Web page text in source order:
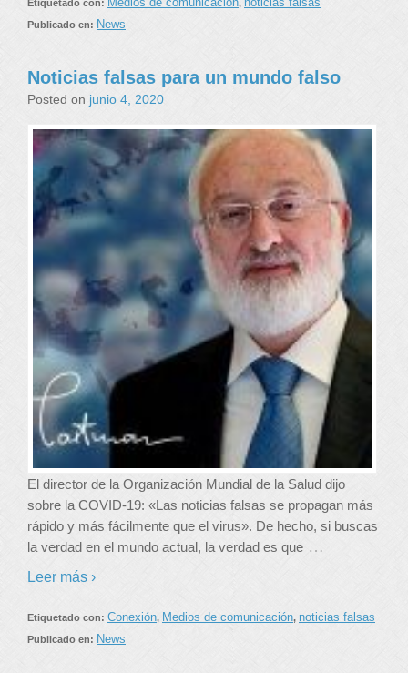
Etiquetado con: ,
Publicado en: News
Noticias falsas para un mundo falso
Posted on junio 4, 2020
El director de la Organización Mundial de la Salud dijo
sobre la COVID-19: «Las noticias falsas se propagan más
rápido y más fácilmente que el virus». De hecho, si buscas
la verdad en el mundo actual, la verdad es que …
Leer más ›
Etiquetado con: Conexión, Medios de comunicación, noticias falsas
Publicado en: News